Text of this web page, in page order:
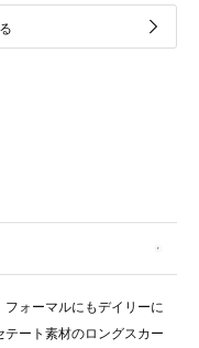
ォーマルにもデイリーに
ート素材のロングスカー